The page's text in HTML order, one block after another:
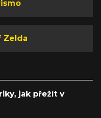
Zelda
jak přežít v